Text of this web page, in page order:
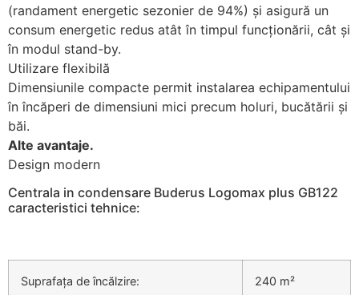
(randament energetic sezonier de 94%) şi asigură un
consum energetic redus atât în timpul funcționării, cât și
în modul stand-by.
Utilizare flexibilă
Dimensiunile compacte permit instalarea echipamentului
în încăperi de dimensiuni mici precum holuri, bucătării şi
băi.
Alte avantaje.
Design modern
Centrala in condensare Buderus Logomax plus GB122
caracteristici tehnice:
Suprafața de încălzire: 240 m²